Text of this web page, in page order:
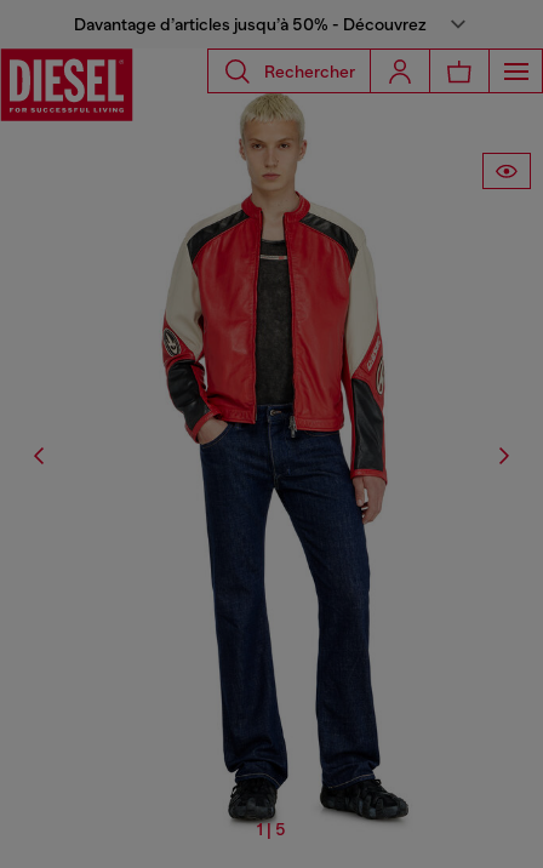
Davantage d’articles jusqu’à 50% - Découvrez
Rechercher
1 | 5